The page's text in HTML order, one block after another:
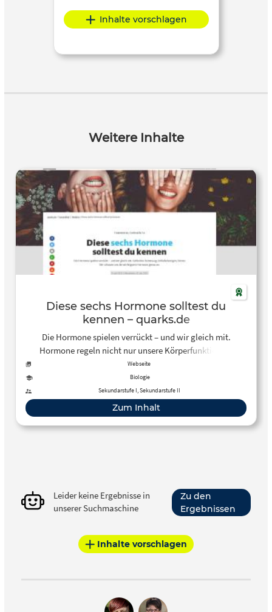
Inhalte vorschlagen
Weitere Inhalte
Diese sechs Hormone solltest du
kennen – quarks.de
Die Hormone spielen verrückt – und wir gleich mit.
Hormone regeln nicht nur unsere Körperfunktionen,
sondern beeinflussen auch unseren Geist.
Webseite
Biologie
Sekundarstufe I, Sekundarstufe II
Zum Inhalt
Leider keine Ergebnisse in
unserer Suchmaschine
Zu den
Ergebnissen
Inhalte vorschlagen